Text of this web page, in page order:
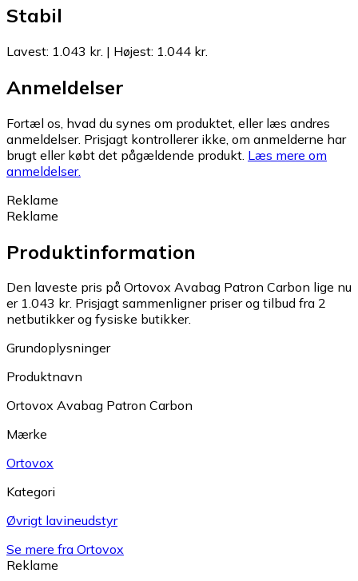
Stabil
Lavest: 1.043 kr. | Højest: 1.044 kr.
Anmeldelser
Fortæl os, hvad du synes om produktet, eller læs andres
anmeldelser. Prisjagt kontrollerer ikke, om anmelderne har
brugt eller købt det pågældende produkt. Læs mere om
anmeldelser.
Reklame
Reklame
Produktinformation
Den laveste pris på Ortovox Avabag Patron Carbon lige nu
er 1.043 kr. Prisjagt sammenligner priser og tilbud fra 2
netbutikker og fysiske butikker.
Grundoplysninger
Produktnavn
Ortovox Avabag Patron Carbon
Mærke
Ortovox
Kategori
Øvrigt lavineudstyr
Se mere fra Ortovox
Reklame